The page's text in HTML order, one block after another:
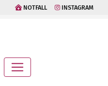
NOTFALL INSTAGRAM